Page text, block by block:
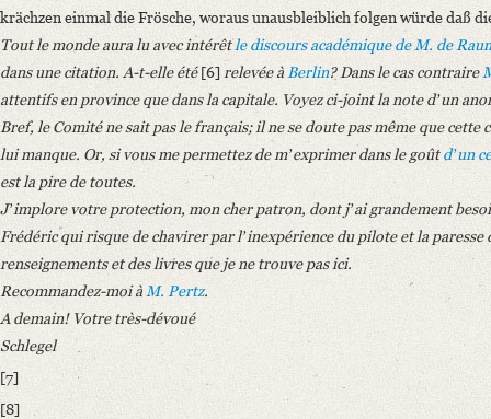
krächzen einmal die Frösche, woraus unausbleiblich folgen würde daß
Tout le monde aura lu avec intérêtle discours académiquede M. de
dans une citation. A-t-elle été[6] relevée à Berlin? Dans le cas contraire
attentifs en province que dans la capitale. Voyez ci-joint la note dʼun
Bref, le Comité ne sait pas le français; il ne se doute pas même que
lui manque. Or, si vous me permettez de mʼexprimer dans le goûtdʼun
est la pire de toutes.
Jʼimplore votre protection, mon cher patron, dont jʼai grandement
Frédéric qui risque de chavirer par lʼinexpérience du pilote et la paresse
renseignements et des livres que je ne trouve pas ici.
Recommandez-moi à M. Pertz.
A demain! Votre très-dévoué
Schlegel
[7]
[8]